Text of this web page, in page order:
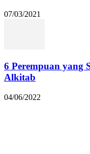
07/03/2021
6 Perempuan yang
Alkitab
04/06/2022